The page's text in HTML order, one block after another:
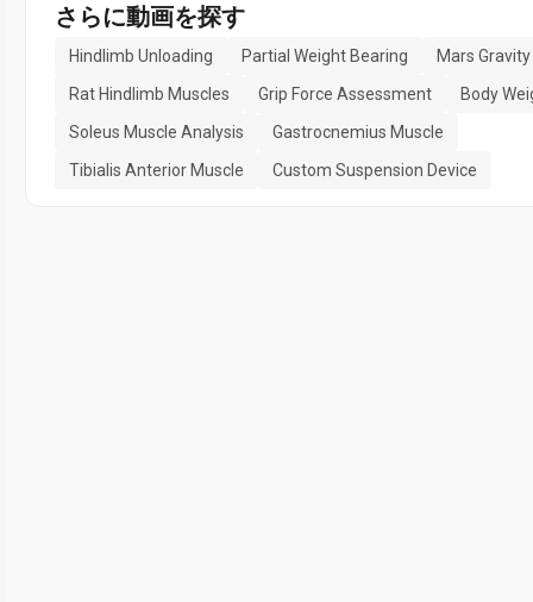
さらに動画を探す
Hindlimb Unloading Partial Weight Bearing
Mars
Rat Hindlimb Muscles
Grip Force Assessment
Body
Soleus Muscle Analysis
Gastrocnemius Muscle
Tibialis Anterior Muscle
Custom Suspension Device